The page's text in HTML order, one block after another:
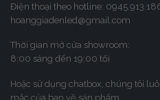
Điện thoại theo hotline:
hoanggiadenled@gmail.com
Thời gian mở cửa showroom:
8:00 sáng đến 19:00 tối
Hoặc sử dụng chatbox, chúng tôi
mắc của bạn về sản phẩm.